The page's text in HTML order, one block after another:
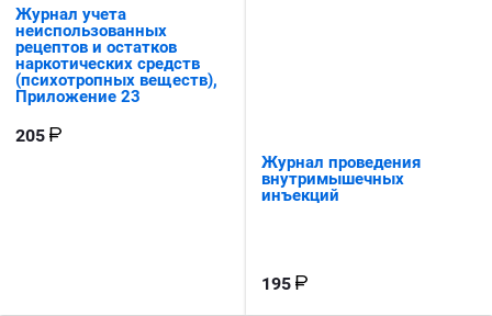
Журнал учета
неиспользованных
рецептов и остатков
наркотических средств
(психотропных веществ),
Приложение 23
205
Журнал проведения
внутримышечных
инъекций
195